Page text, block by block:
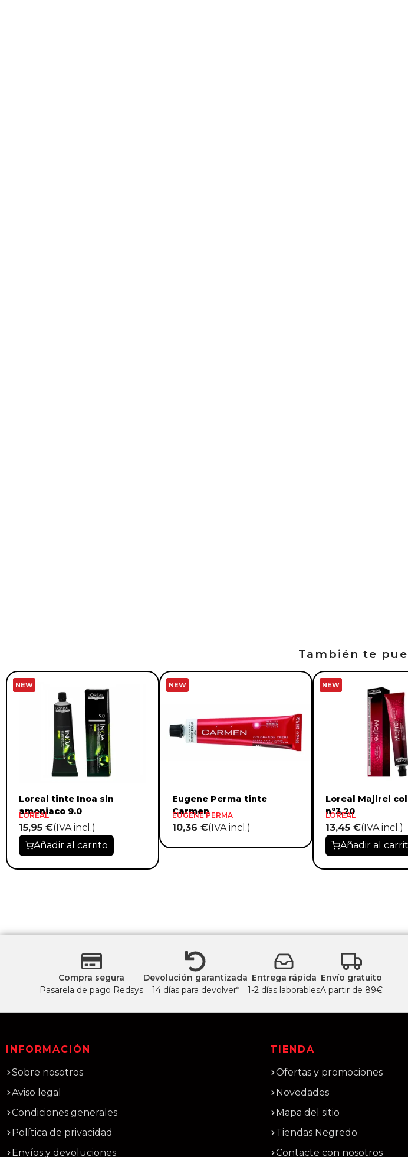
También te
NEW
Loreal tinte Inoa sin
amoniaco 9.0
LOREAL
15,95 €(IVA incl.)
Añadir al carrito
NEW
Eugene Perma tinte
Carmen
EUGENE PERMA
10,36 €(IVA incl.)
NEW
Loreal Majirel
nº3,20
LOREAL
13,45 €(IVA incl.)
Añadir al
Compra segura
Pasarela de pago Redsys
Devolución garantizada
14 días para devolver*
Entrega rápida
1-2 días laborables
Envío gratuito
A partir de 89€
INFORMACIÓN
Sobre nosotros
Aviso legal
Condiciones generales
Política de privacidad
Envíos y devoluciones
TIENDA
Ofertas y promociones
Novedades
Mapa del sitio
Tiendas Negredo
Contacte con nosotros